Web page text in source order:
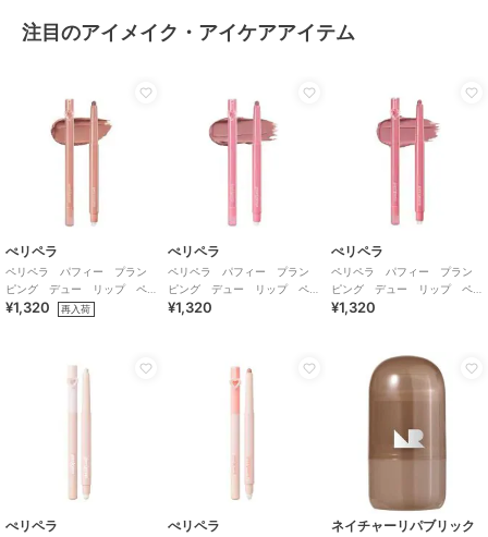
注目のアイメイク・アイケアアイテム
ぺリペラ
ペリペラ パフィー プラン
ピング デュー リップ ペ
ンシル ０４ アーモンドベ
¥1,320 再入荷
ぺリペラ
ペリペラ パフィー プラン
ピング デュー リップ ペ
ンシル ０１ ロージーヌー
¥1,320
ぺリペラ
ペリペラ パフィー プラン
ピング デュー リップ ペ
ンシル ０３ ピンクドリズ
¥1,320
ぺリペラ ぺリペラ ネイチャーリパブリック